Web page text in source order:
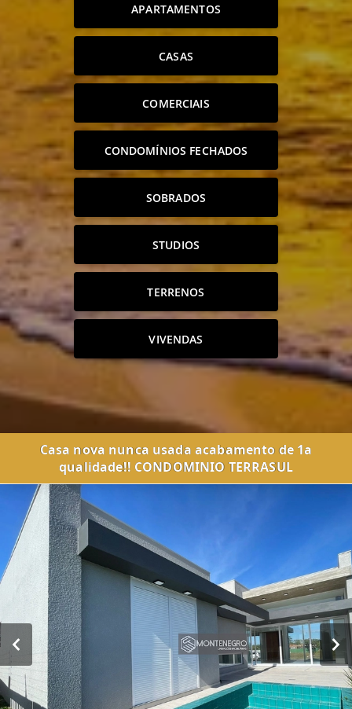
APARTAMENTOS
CASAS
COMERCIAIS
CONDOMÍNIOS FECHADOS
SOBRADOS
STUDIOS
TERRENOS
VIVENDAS
Casa nova nunca usada acabamento de 1a
qualidade!! CONDOMINIO TERRASUL